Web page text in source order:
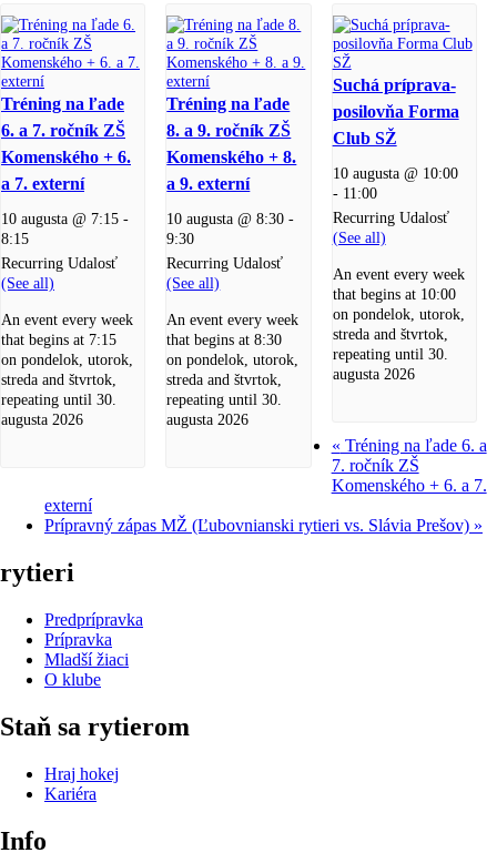
Tréning na ľade
6. a 7. ročník ZŠ
Komenského + 6.
a 7. externí
10 augusta @ 7:15 -
8:15
Recurring Udalosť
(See all)
An event every week
that begins at 7:15
on pondelok, utorok,
streda and štvrtok,
repeating until 30.
augusta 2026
Tréning na ľade
8. a 9. ročník ZŠ
Komenského + 8.
a 9. externí
10 augusta @ 8:30 -
9:30
Recurring Udalosť
(See all)
An event every week
that begins at 8:30
on pondelok, utorok,
streda and štvrtok,
repeating until 30.
augusta 2026
Suchá príprava-
posilovňa Forma
Club SŽ
10 augusta @ 10:00
- 11:00
Recurring Udalosť
(See all)
An event every week
that begins at 10:00
on pondelok, utorok,
streda and štvrtok,
repeating until 30.
augusta 2026
« Tréning na ľade 6. a
7. ročník ZŠ
Komenského + 6. a 7.
externí
Prípravný zápas MŽ (Ľubovnianski rytieri vs. Slávia Prešov) »
rytieri
Predprípravka
Prípravka
Mladší žiaci
O klube
Staň sa rytierom
Hraj hokej
Kariéra
Info